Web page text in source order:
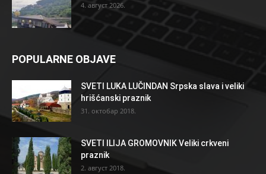
4. август 2026.
POPULARNE OBJAVE
SVETI LUKA LUČINDAN Srpska slava i veliki
hrišćanski praznik
31. октобар 2018.
SVETI ILIJA GROMOVNIK Veliki crkveni
praznik
2. август 2018.